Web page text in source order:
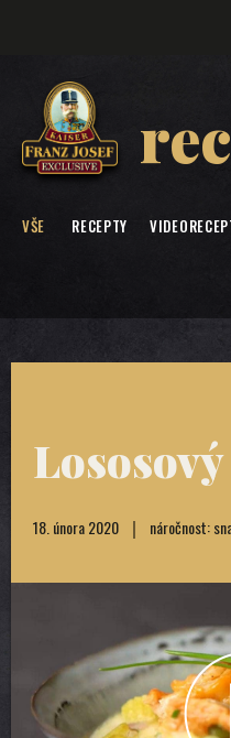
VŠE RECEPTY
18. února 2020 náročnost: